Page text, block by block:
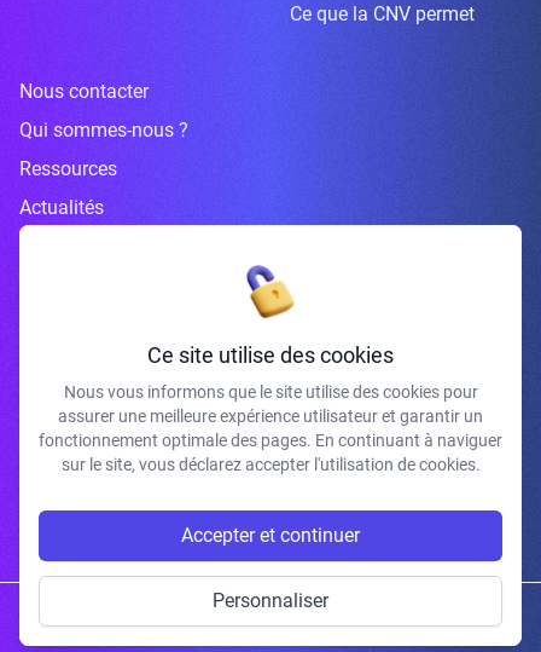
Ce que la CNV permet
Nous contacter
Qui sommes-nous ?
Ressources
Actualités
Inscrivez-vous à la newsletter
J'accepte de recevoir vos e-mails et confirme avoir pris connaissance de
votre politique de confidentialité et mentions légales.
Copyright © 2026 | Gum Studio. Tous droits réservés.
Ce site utilise des cookies
Nous vous informons que le site utilise des cookies pour
assurer une meilleure expérience utilisateur et garantir un
fonctionnement optimale des pages. En continuant à naviguer
sur le site, vous déclarez accepter l'utilisation de cookies.
Accepter et continuer
Personnaliser